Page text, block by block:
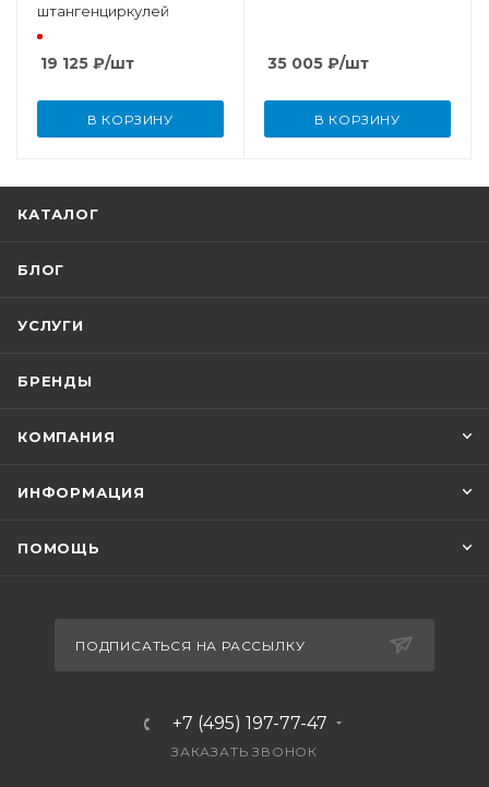
штангенциркулей
19 125 ₽/шт
В КОРЗИНУ
35 005 ₽/шт
В КОРЗИНУ
КАТАЛОГ
БЛОГ
УСЛУГИ
БРЕНДЫ
КОМПАНИЯ
ИНФОРМАЦИЯ
ПОМОЩЬ
ПОДПИСАТЬСЯ НА РАССЫЛКУ
+7 (495) 197-77-47
ЗАКАЗАТЬ ЗВОНОК